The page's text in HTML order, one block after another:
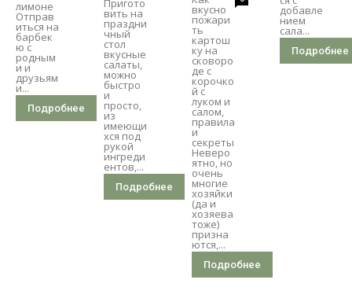
лимоне
Отправ
иться на
барбек
ю с
родным
и и
друзьям
и...
Подробнее
Пригото
вить на
праздни
чный
стол
вкусные
салаты,
можно
быстро
и
просто,
из
имеющи
хся под
рукой
ингреди
ентов,...
Подробнее
вкусно
пожари
ть
картош
ку на
сковоро
де с
корочко
й с
луком и
салом,
правила
и
секреты
Неверо
ятно, но
очень
многие
хозяйки
(да и
хозяева
тоже)
призна
ются,...
Подробнее
добавле
нием
сала...
Подробнее